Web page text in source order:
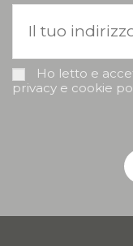
Ho letto e
privacy e cookie